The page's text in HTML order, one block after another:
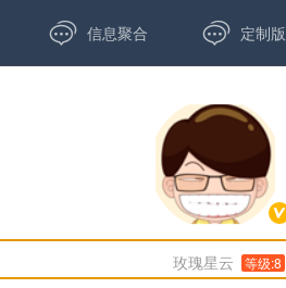
 信息聚合  定制版
玫瑰星云 等级:8